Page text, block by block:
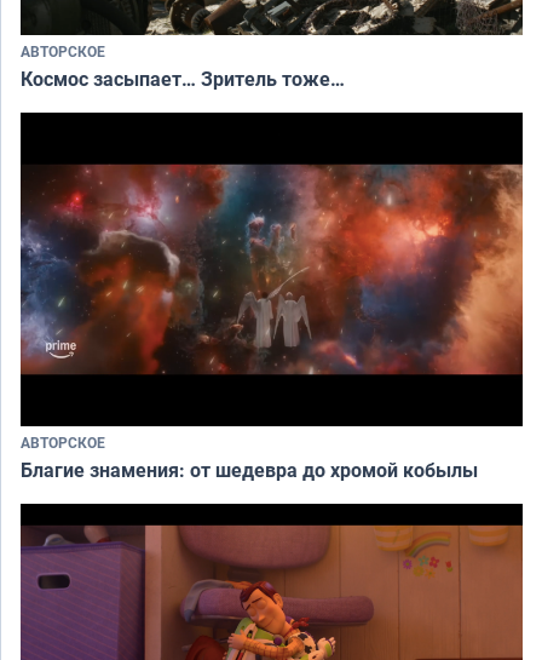
АВТОРСКОЕ
Космос засыпает… Зритель тоже…
АВТОРСКОЕ
Благие знамения: от шедевра до хромой кобылы